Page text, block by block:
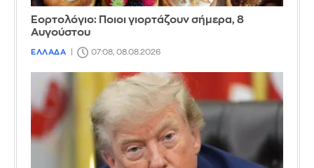
Εορτολόγιο: Ποιοι γιορτάζουν σήμερα, 8
Αυγούστου
ΕΛΛΑΔΑ 07:08, 08.08.2026